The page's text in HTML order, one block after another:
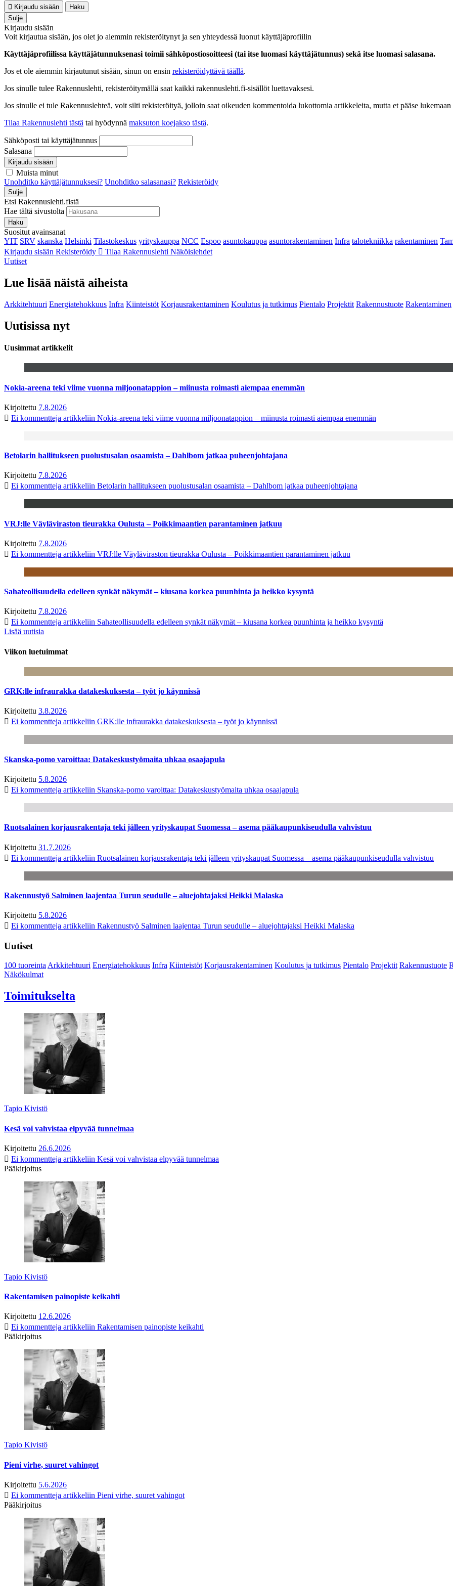
Kirjaudu sisään
Haku
Sulje
Kirjaudu sisään
Voit kirjautua sisään, jos olet jo aiemmin rekisteröitynyt ja sen yhteydessä luonut käyttäjäprofiilin
Käyttäjäprofiilissa käyttäjätunnuksenasi toimii sähköpostiosoitteesi (tai itse luomasi käyttäjätunnus) sekä itse luomasi salasana.
Jos et ole aiemmin kirjautunut sisään, sinun on ensin rekisteröidyttävä täällä.
Jos sinulle tulee Rakennuslehti, rekisteröitymällä saat kaikki rakennuslehti.fi-sisällöt luettavaksesi.
Jos sinulle ei tule Rakennuslehteä, voit silti rekisteröityä, jolloin saat oikeuden kommentoida lukottomia artikkeleita, mutta et pääse
Tilaa Rakennuslehti tästä tai hyödynnä maksuton koejakso tästä.
Sähköposti tai käyttäjätunnus
Salasana
Kirjaudu sisään
Muista minut
Unohditko käyttäjätunnuksesi? Unohditko salasanasi? Rekisteröidy
Sulje
Etsi Rakennuslehti.fistä
Hae tältä sivustolta
Haku
Suositut avainsanat
YIT SRV skanska Helsinki Tilastokeskus yrityskauppa NCC Espoo asuntokauppa asuntorakentaminen Infra talotekniikka rakentaminen
Kirjaudu sisään Rekisteröidy Tilaa Rakennuslehti Näköislehdet
Uutiset
Lue lisää näistä aiheista
Arkkitehtuuri Energiatehokkuus Infra Kiinteistöt Korjausrakentaminen Koulutus ja tutkimus Pientalo Projektit Rakennustuote Rakentaminen
Uutisissa nyt
Uusimmat artikkelit
Nokia-areena teki viime vuonna miljoonatappion – miinusta roimasti aiempaa enemmän
Kirjoitettu 7.8.2026
Ei kommentteja artikkeliin Nokia-areena teki viime vuonna miljoonatappion – miinusta roimasti aiempaa enemmän
Betolarin hallitukseen puolustusalan osaamista – Dahlbom jatkaa puheenjohtajana
Kirjoitettu 7.8.2026
Ei kommentteja artikkeliin Betolarin hallitukseen puolustusalan osaamista – Dahlbom jatkaa puheenjohtajana
VRJ:lle Väyläviraston tieurakka Oulusta – Poikkimaantien parantaminen jatkuu
Kirjoitettu 7.8.2026
Ei kommentteja artikkeliin VRJ:lle Väyläviraston tieurakka Oulusta – Poikkimaantien parantaminen jatkuu
Sahateollisuudella edelleen synkät näkymät – kiusana korkea puunhinta ja heikko kysyntä
Kirjoitettu 7.8.2026
Ei kommentteja artikkeliin Sahateollisuudella edelleen synkät näkymät – kiusana korkea puunhinta ja heikko kysyntä
Lisää uutisia
Viikon luetuimmat
GRK:lle infraurakka datakeskuksesta – työt jo käynnissä
Kirjoitettu 3.8.2026
Ei kommentteja artikkeliin GRK:lle infraurakka datakeskuksesta – työt jo käynnissä
Skanska-pomo varoittaa: Datakeskustyömaita uhkaa osaajapula
Kirjoitettu 5.8.2026
Ei kommentteja artikkeliin Skanska-pomo varoittaa: Datakeskustyömaita uhkaa osaajapula
Ruotsalainen korjausrakentaja teki jälleen yrityskaupat Suomessa – asema pääkaupunkiseudulla vahvistuu
Kirjoitettu 31.7.2026
Ei kommentteja artikkeliin Ruotsalainen korjausrakentaja teki jälleen yrityskaupat Suomessa – asema pääkaupunkiseudulla vahvistuu
Rakennustyö Salminen laajentaa Turun seudulle – aluejohtajaksi Heikki Malaska
Kirjoitettu 5.8.2026
Ei kommentteja artikkeliin Rakennustyö Salminen laajentaa Turun seudulle – aluejohtajaksi Heikki Malaska
Uutiset
100 tuoreintaArkkitehtuuri Energiatehokkuus Infra Kiinteistöt Korjausrakentaminen Koulutus ja tutkimus Pientalo Projektit Rakennustuote
Näkökulmat
Toimitukselta
Tapio Kivistö
Kesä voi vahvistaa elpyvää tunnelmaa
Kirjoitettu 26.6.2026
Ei kommentteja artikkeliin Kesä voi vahvistaa elpyvää tunnelmaa
Pääkirjoitus
Tapio Kivistö
Rakentamisen painopiste keikahti
Kirjoitettu 12.6.2026
Ei kommentteja artikkeliin Rakentamisen painopiste keikahti
Pääkirjoitus
Tapio Kivistö
Pieni virhe, suuret vahingot
Kirjoitettu 5.6.2026
Ei kommentteja artikkeliin Pieni virhe, suuret vahingot
Pääkirjoitus